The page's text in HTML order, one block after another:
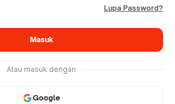
Lupa Password?
Masuk
Atau masuk dengan
Google